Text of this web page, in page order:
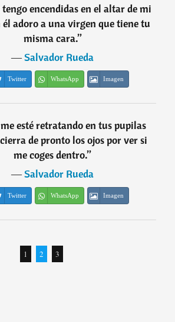
tengo encendidas en el altar de mi
adoro a una virgen que tiene tu
misma cara.”
―Salvador Rueda
Twitter WhatsApp Imagen
esté retratando en tus pupilas
de pronto los ojos por ver si
me coges dentro.”
―Salvador Rueda
Twitter WhatsApp Imagen
1 2 3